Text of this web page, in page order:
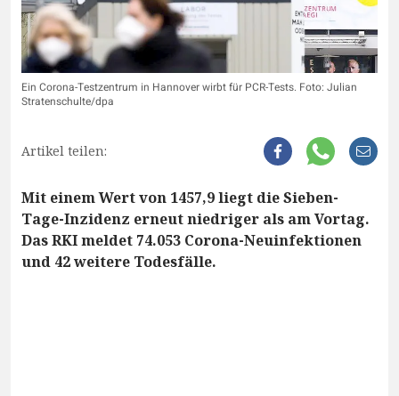
Ein Corona-Testzentrum in Hannover wirbt für PCR-Tests. Foto: Julian
Stratenschulte/dpa
Artikel teilen:
Mit einem Wert von 1457,9 liegt die Sieben-
Tage-Inzidenz erneut niedriger als am Vortag.
Das RKI meldet 74.053 Corona-Neuinfektionen
und 42 weitere Todesfälle.